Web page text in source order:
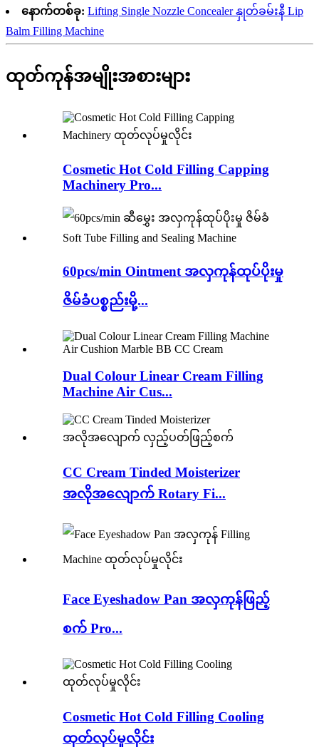
နောက်တစ်ခု: Lifting Single Nozzle Concealer နှုတ်ခမ်းနီ Lip
Balm Filling Machine
ထုတ်ကုန်အမျိုးအစားများ
Cosmetic Hot Cold Filling Capping
Machinery Pro...
60pcs/min Ointment အလှကုန်ထုပ်ပိုးမှု
ဇိမ်ခံပစ္စည်းမို့...
Dual Colour Linear Cream Filling
Machine Air Cus...
CC Cream Tinded Moisterizer
အလိုအလျောက် Rotary Fi...
Face Eyeshadow Pan အလှကုန်ဖြည့်
စက် Pro...
Cosmetic Hot Cold Filling Cooling
ထုတ်လုပ်မှုလိုင်း